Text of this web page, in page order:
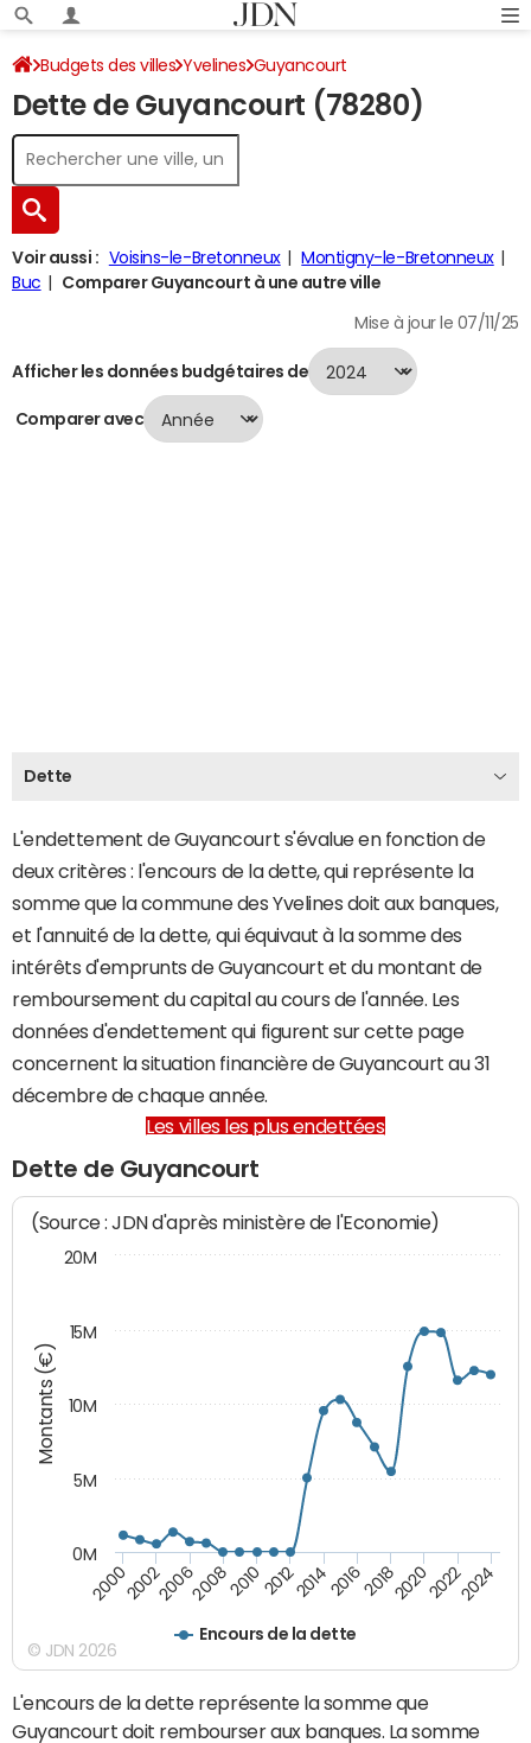
Budgets des villes Yvelines Guyancourt
Dette au 31/12/2024
Dette de Guyancourt (78280)
Voir aussi : Voisins-le-Bretonneux
Montigny-le-Bretonneux
Buc
Comparer Guyancourt à une autre ville
Mise à jour le 07/11/25
Afficher les données budgétaires de
Comparer avec
Dette
L'endettement de Guyancourt s'évalue en fonction de
deux critères : l'encours de la dette, qui représente la
somme que la commune des Yvelines doit aux banques,
et l'annuité de la dette, qui équivaut à la somme des
intérêts d'emprunts de Guyancourt et du montant de
remboursement du capital au cours de l'année. Les
données d'endettement qui figurent sur cette page
concernent la situation financière de Guyancourt au 31
décembre de chaque année.
Les villes les plus endettées
Dette de Guyancourt
Montants (€)
(Source : JDN d'après ministère de l'Economie)
Encours de la dette
200020022006200820102012201420162018202020222024
0M
5M
10M
15M
20M
© JDN 2026
L'encours de la dette représente la somme que
Guyancourt doit rembourser aux banques. La somme